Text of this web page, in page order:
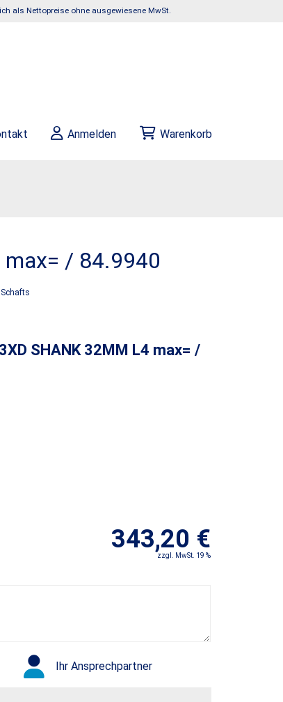
max= / 84.9940
Schafts
SHANK 32MM L4 max= /
343,20 €
zzgl. MwSt. 19 %
Ihr Ansprechpartner
als Nettopreise ohne ausgewiesene MwSt.
Anmelden Warenkorb